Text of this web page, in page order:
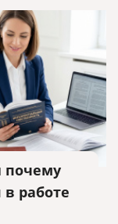
почему
работе